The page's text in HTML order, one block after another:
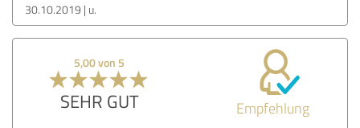
30.10.2019 u.
5,00 von 5
SEHR GUT Empfehlung